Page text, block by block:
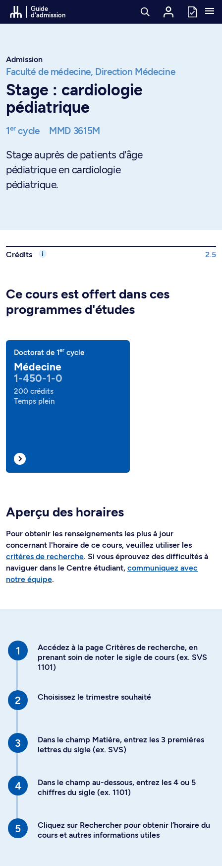
Passer au contenu
Guide
d'admission
Admission
Faculté de médecine, Direction Médecine
Stage : cardiologie
pédiatrique
1ercycle MMD 3615M
Stage auprès de patients d'âge
pédiatrique en cardiologie
pédiatrique.
Crédits 2.5
Ce cours est offert dans ces
programmes d'études
Doctorat de 1er cycle
Médecine
1-450-1-0
200 crédits
Temps plein
Aperçu des horaires
Pour obtenir les renseignements les plus à jour
concernant l'horaire de ce cours, veuillez utiliser les
critères de recherche. Si vous éprouvez des difficultés à
naviguer dans le Centre étudiant, communiquez avec
notre équipe.
Accédez à la page Critères de recherche, en
prenant soin de noter le sigle de cours (ex. SVS
1101)
Choisissez le trimestre souhaité
Dans le champ Matière, entrez les 3 premières
lettres du sigle (ex. SVS)
Dans le champ au-dessous, entrez les 4 ou 5
chiffres du sigle (ex. 1101)
Cliquez sur Rechercher pour obtenir l’horaire du
cours et autres informations utiles